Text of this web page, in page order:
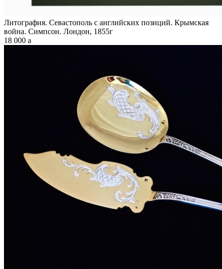
Литография. Севастополь с английских позиций. Крымская
война. Симпсон. Лондон, 1855г
18 000 a